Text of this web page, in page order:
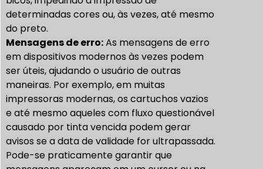
determinadas cores ou, às vezes, até mesmo
do preto.
Mensagens de erro:As mensagens de erro
em dispositivos modernos às vezes podem
ser úteis, ajudando o usuário de outras
maneiras. Por exemplo, em muitas
impressoras modernas, os cartuchos vazios
e até mesmo aqueles com fluxo questionável
causado por tinta vencida podem gerar
avisos se a data de validade for ultrapassada.
Pode-se praticamente garantir que